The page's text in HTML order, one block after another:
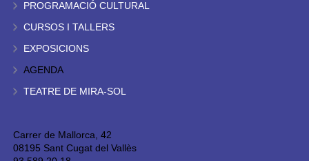
PROGRAMACIÓ CULTURAL
CURSOS I TALLERS
EXPOSICIONS
AGENDA
TEATRE DE MIRA-SOL
Carrer de Mallorca, 42
08195 Sant Cugat del Vallès